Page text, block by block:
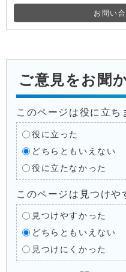
お問い
ご意見をお聞
このページは役に立ち
役に立った
どちらともいえない
役に立たなかった
このページは見つけや
見つけやすかった
どちらともいえない
見つけにくかった